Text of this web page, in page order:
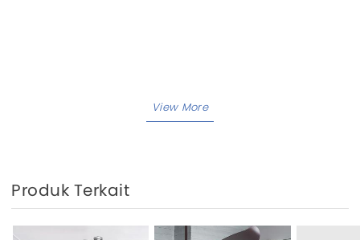
Produk Terkait